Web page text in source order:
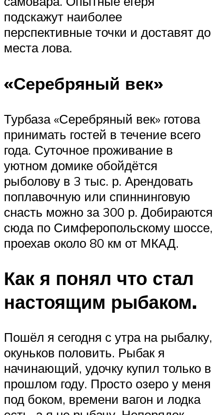
подскажут наиболее
перспективные точки и доставят до
места лова.
«Серебряный век»
Турбаза «Серебряный век» готова
принимать гостей в течение всего
года. Суточное проживание в
уютном домике обойдётся
рыболову в 3 тыс. р. Арендовать
поплавочную или спиннинговую
снасть можно за 300 р. Добираются
сюда по Симферопольскому шоссе,
проехав около 80 км от МКАД.
Как я понял что стал
настоящим рыбаком.
Пошёл я сегодня с утра на рыбалку,
окуньков половить. Рыбак я
начинающий, удочку купил только в
прошлом году. Просто озеро у меня
под боком, времени вагон и лодка